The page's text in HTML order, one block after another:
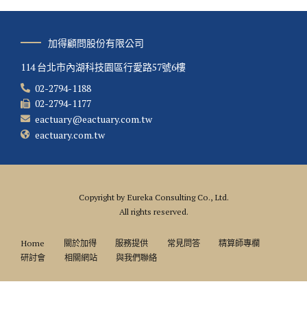
加得顧問股份有限公司
114 台北市內湖科技園區行愛路57號6樓
02-2794-1188
02-2794-1177
eactuary@eactuary.com.tw
eactuary.com.tw
Copyright by Eureka Consulting Co., Ltd.
All rights reserved.
Home 關於加得 服務提供 常見問答
精算師專欄
研討會
相關網站 與我們聯絡